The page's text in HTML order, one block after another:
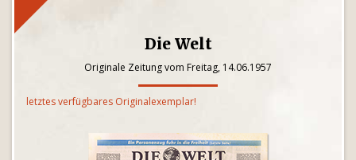
Die Welt
Originale Zeitung vom Freitag, 14.06.1957
letztes verfügbares Originalexemplar!